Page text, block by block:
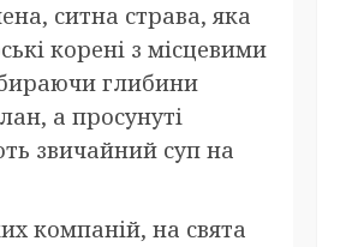
ситна страва, яка
корені з місцевими
глибини
а просунуті
звичайний суп на
компаній, на свята